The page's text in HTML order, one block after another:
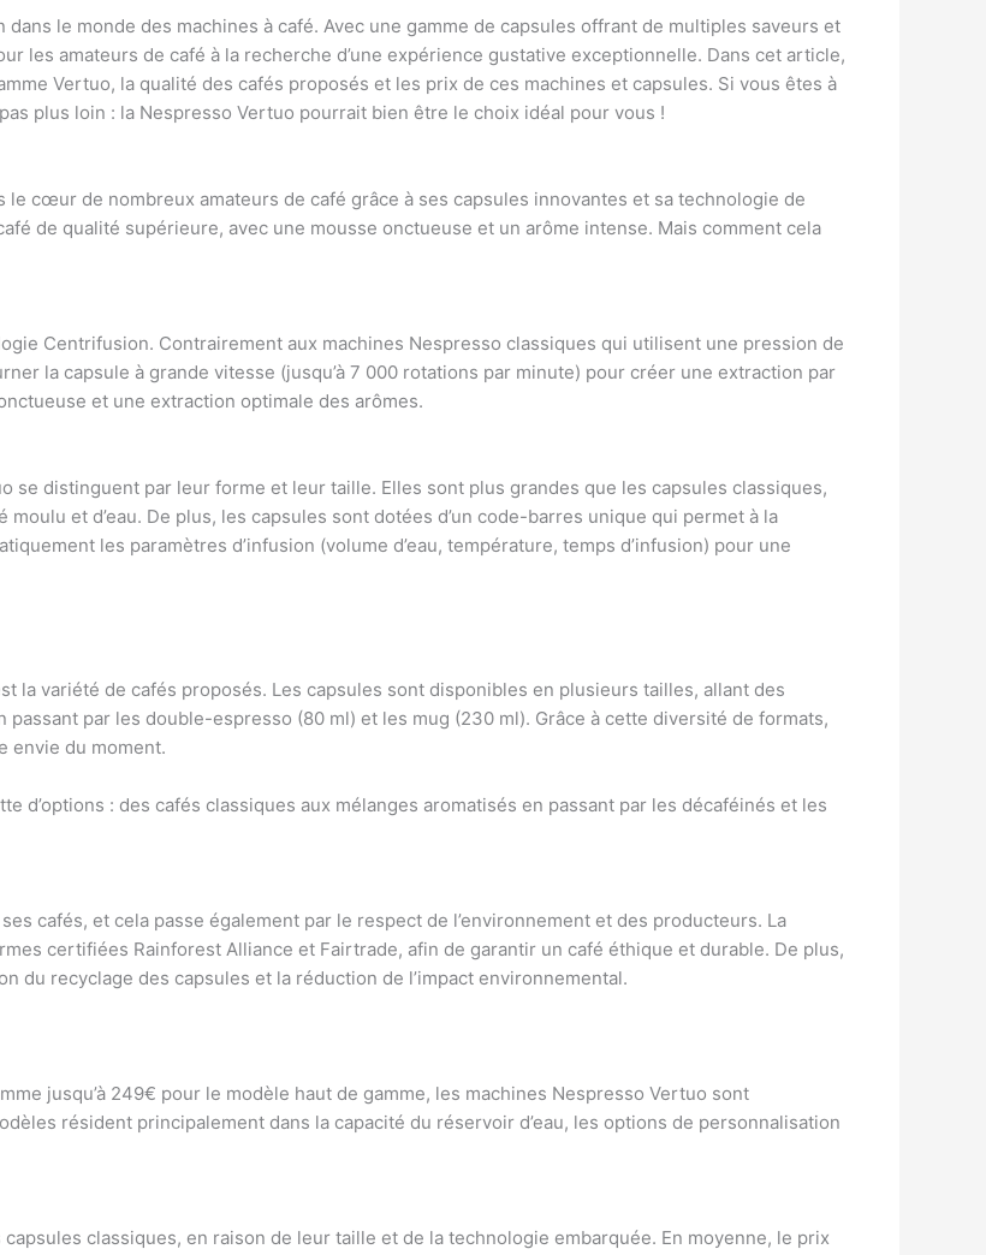
le monde des machines à café. Avec une gamme de capsules offrant de multiples saveurs et
les amateurs de café à la recherche d’une expérience gustative exceptionnelle. Dans cet article,
Vertuo, la qualité des cafés proposés et les prix de ces machines et capsules. Si vous êtes à
plus loin : la Nespresso Vertuo pourrait bien être le choix idéal pour vous !
le cœur de nombreux amateurs de café grâce à ses capsules innovantes et sa technologie de
de qualité supérieure, avec une mousse onctueuse et un arôme intense. Mais comment cela
Centrifusion. Contrairement aux machines Nespresso classiques qui utilisent une pression de
la capsule à grande vitesse (jusqu’à 7 000 rotations par minute) pour créer une extraction par
et une extraction optimale des arômes.
se distinguent par leur forme et leur taille. Elles sont plus grandes que les capsules classiques,
et d’eau. De plus, les capsules sont dotées d’un code-barres unique qui permet à la
les paramètres d’infusion (volume d’eau, température, temps d’infusion) pour une
la variété de cafés proposés. Les capsules sont disponibles en plusieurs tailles, allant des
par les double-espresso (80 ml) et les mug (230 ml). Grâce à cette diversité de formats,
envie du moment.
d’options : des cafés classiques aux mélanges aromatisés en passant par les décaféinés et les
cafés, et cela passe également par le respect de l’environnement et des producteurs. La
certifiées Rainforest Alliance et Fairtrade, afin de garantir un café éthique et durable. De plus,
du recyclage des capsules et la réduction de l’impact environnemental.
jusqu’à 249€ pour le modèle haut de gamme, les machines Nespresso Vertuo sont
résident principalement dans la capacité du réservoir d’eau, les options de personnalisation
classiques, en raison de leur taille et de la technologie embarquée. En moyenne, le prix